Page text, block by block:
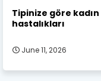
Tipinize göre kadın
hastalıkları
June 11, 2026